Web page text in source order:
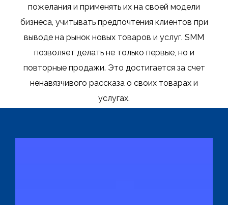
пожелания и применять их на своей модели
бизнеса, учитывать предпочтения клиентов при
выводе на рынок новых товаров и услуг. SMM
позволяет делать не только первые, но и
повторные продажи. Это достигается за счет
ненавязчивого рассказа о своих товарах и
услугах.